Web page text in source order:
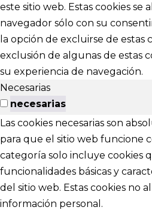
este sitio web. Estas cookies se
navegador sólo con su
la opción de excluirse de estas
exclusión de algunas de estas
su experiencia de navegación.
Necesarias
necesarias
Las cookies necesarias son
para que el sitio web funcione
categoría solo incluye cookies
funcionalidades básicas y
del sitio web. Estas cookies no
información personal.